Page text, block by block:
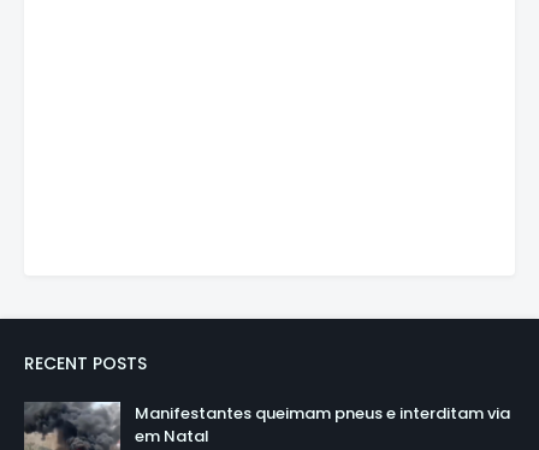
RECENT POSTS
Manifestantes queimam pneus e interditam via
em Natal